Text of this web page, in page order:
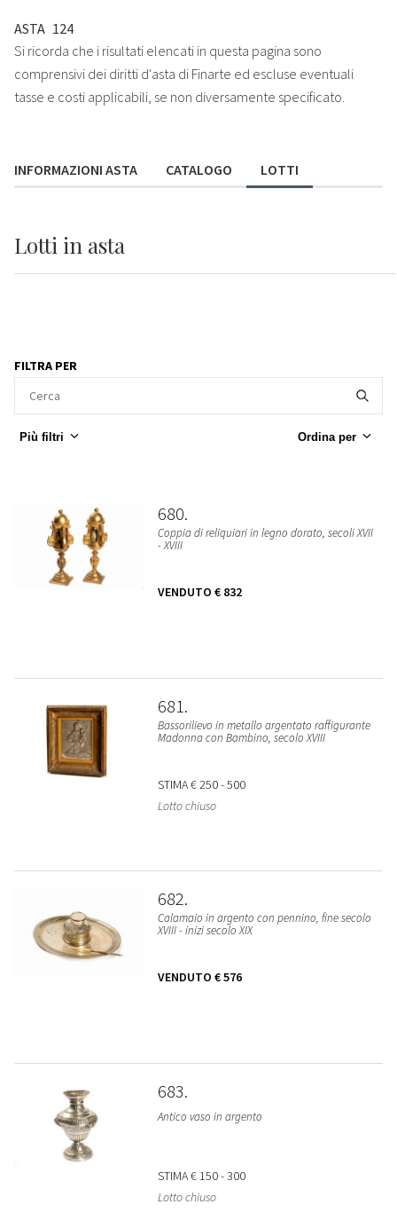
ASTA 124
Si ricorda che i risultati elencati in questa pagina sono
comprensivi dei diritti d'asta di Finarte ed escluse eventuali
tasse e costi applicabili, se non diversamente specificato.
INFORMAZIONI ASTA CATALOGO LOTTI
Lotti in asta
FILTRA PER
Più filtri Ordina per
680
Coppia di reliquiari in legno dorato, secoli XVII
- XVIII
VENDUTO € 832
681
Bassorilievo in metallo argentato raffigurante
Madonna con Bambino, secolo XVIII
STIMA€ 250 - 500
Lotto chiuso
682
Calamaio in argento con pennino, fine secolo
XVIII - inizi secolo XIX
VENDUTO € 576
683
Antico vaso in argento
STIMA€ 150 - 300
Lotto chiuso